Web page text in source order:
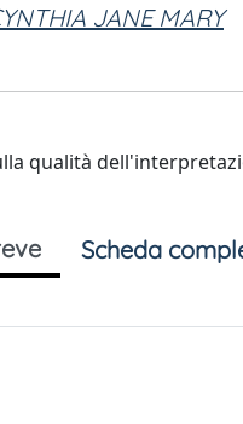
JANE MARY
qualità
Scheda